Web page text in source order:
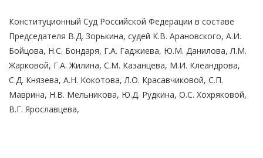
Конституционный Суд Российской Федерации в составе
Председателя В.Д. Зорькина, судей К.В. Арановского, А.И.
Бойцова, Н.С. Бондаря, Г.А. Гаджиева, Ю.М. Данилова, Л.М.
Жарковой, Г.А. Жилина, С.М. Казанцева, М.И. Клеандрова,
С.Д. Князева, А.Н. Кокотова, Л.О. Красавчиковой, С.П.
Маврина, Н.В. Мельникова, Ю.Д. Рудкина, О.С. Хохряковой,
В.Г. Ярославцева,